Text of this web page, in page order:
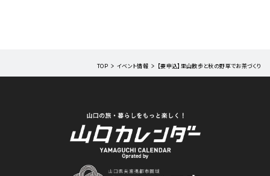
TOP イベント情報 【要申込】里山散歩と秋の野草でお茶づくり